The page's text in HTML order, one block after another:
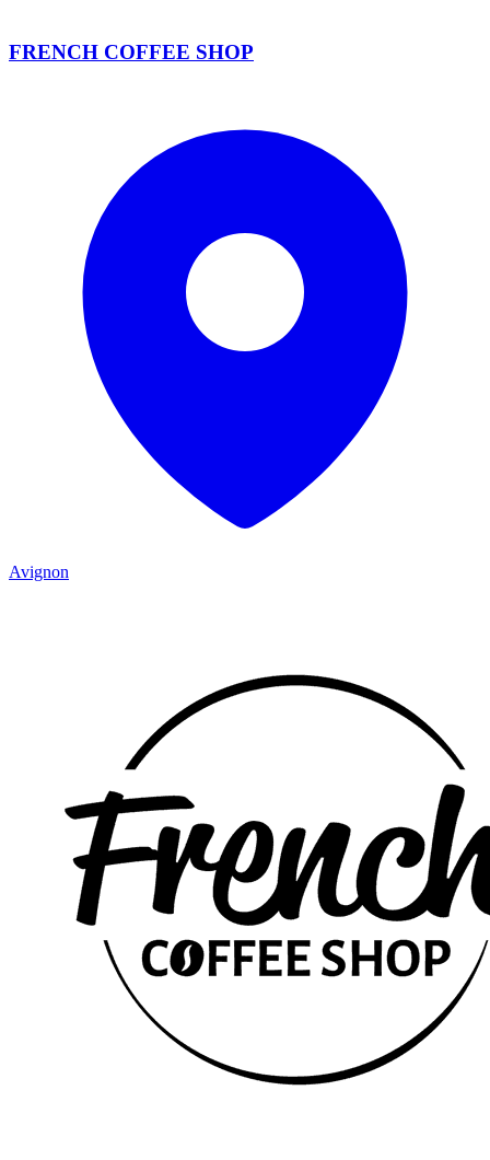
FRENCH COFFEE SHOP
Avignon